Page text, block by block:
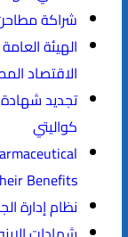
شراكة
الهيئة
الاقتصاد
تجديد شهادة
كواليتي
Benefits
نظام إدارة